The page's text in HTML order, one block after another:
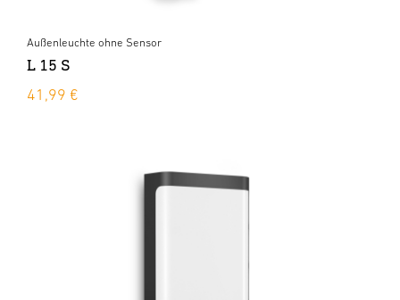
Außenleuchte ohne Sensor
L 15 S
41,99 €